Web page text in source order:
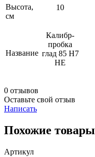
Высота,
см
10
Название
Калибр-
пробка
глад 85 Н7
НЕ
0 отзывов
Оставьте свой отзыв
Написать
Похожие товары
Артикул